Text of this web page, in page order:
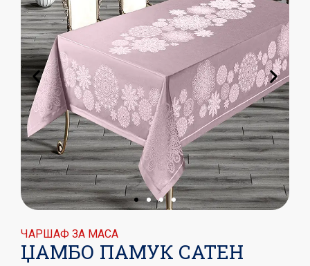
ЧАРШАФ ЗА МАСА
ЏАМБО ПАМУК САТЕН